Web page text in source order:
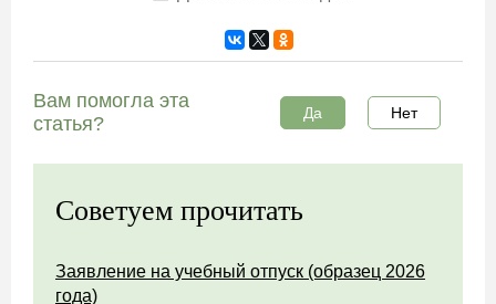
Вам помогла эта
статья?
Да Нет
Советуем прочитать
Заявление на учебный отпуск (образец 2026
года)